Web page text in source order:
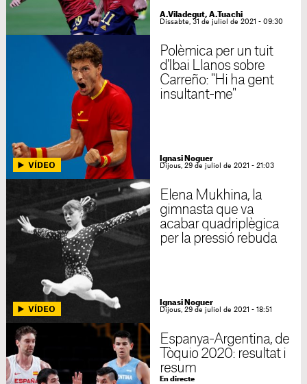
A.Viladegut, A.Tuachi
Dissabte, 31 de juliol de 2021 - 09:30
Polèmica per un tuit
d'Ibai Llanos sobre
Carreño: "Hi ha gent
insultant-me"
Ignasi Noguer
Dijous, 29 de juliol de 2021 - 21:03
Elena Mukhina, la
gimnasta que va
acabar quadriplègica
per la pressió rebuda
Ignasi Noguer
Dijous, 29 de juliol de 2021 - 18:51
Espanya-Argentina, de
Tòquio 2020: resultat i
resum
En directe